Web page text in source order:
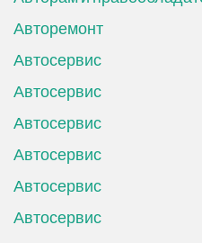
Авторемонт
Автосервис
Автосервис
Автосервис
Автосервис
Автосервис
Автосервис